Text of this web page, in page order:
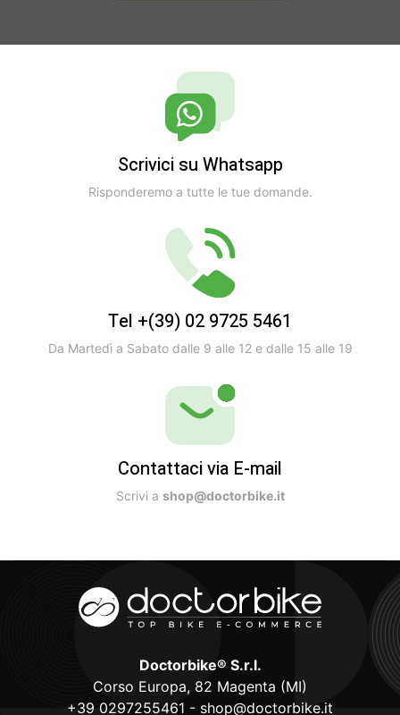
Scrivici su Whatsapp
Risponderemo a tutte le tue domande.
Tel +(39) 02 9725 5461
Da Martedì a Sabato dalle 9 alle 12 e dalle 15 alle 19
Contattaci via E-mail
Scrivi a shop@doctorbike.it
Doctorbike® S.r.l.
Corso Europa, 82 Magenta (MI)
+39 0297255461 - shop@doctorbike.it